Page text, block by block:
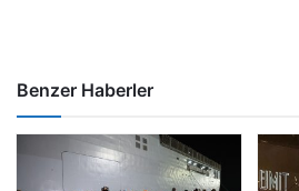
Benzer Haberler